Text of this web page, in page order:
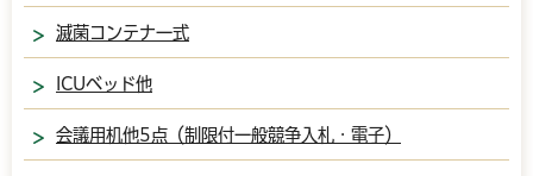
滅菌コンテナ一式
ICUベッド他
会議用机他5点（制限付一般競争入札・電子）